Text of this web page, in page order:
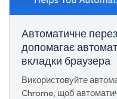
Автоматичне
допомагає
вкладки браузера
Використовуйте
Chrome, щоб